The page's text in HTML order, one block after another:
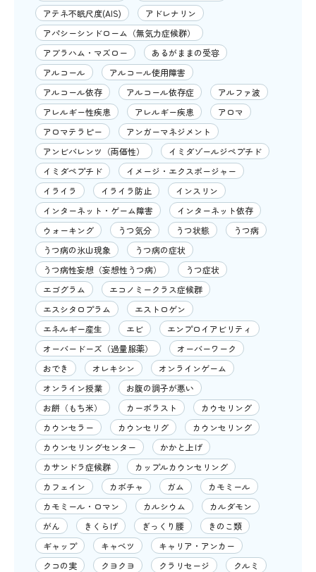
アテネ不眠尺度(AIS)
アドレナリン
アパシーシンドローム（無気力症候群）
アブラハム・マズロー
あるがままの受容
アルコール
アルコール使用障害
アルコール依存
アルコール依存症
アルファ波
アレルギー性疾患
アレルギー疾患
アロマ
アロマテラピー
アンガーマネジメント
アンビバレンツ（両価性）
イミダゾールジペプチド
イミダペプチド
イメージ・エクスポージャー
イライラ
イライラ防止
インスリン
インターネット・ゲーム障害
インターネット依存
ウォーキング
うつ気分 うつ状態
うつ病
うつ病の氷山現象
うつ病の症状
うつ病性妄想（妄想性うつ病）
うつ症状
エゴグラム
エコノミークラス症候群
エスシタロプラム
エストロゲン
エネルギー産生
エビ
エンプロイアビリティ
オーバードーズ（過量服薬）
オーバーワーク
おでき
オレキシン
オンラインゲーム
オンライン授業
お腹の調子が悪い
お餅（もち米）
カーボラスト
カウセリング
カウンセラー
カウンセリグ
カウンセリング
カウンセリングセンター
かかと上げ
カサンドラ症候群
カップルカウンセリング
カフェイン
カボチャ ガム
カモミール
カモミール・ロマン
カルシウム
カルダモン
がん
きくらげ ぎっくり腰
きのこ類
ギャップ
キャベツ
キャリア・アンカー
クコの実
クヨクヨ クラリセージ
クルミ